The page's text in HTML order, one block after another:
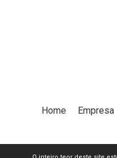
Home Empresa